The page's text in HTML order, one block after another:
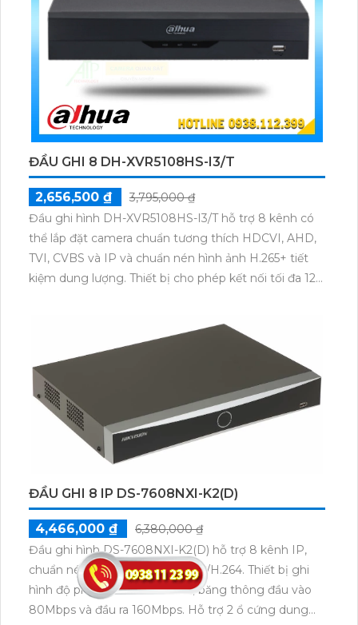
ĐẦU GHI 8 DH-XVR5108HS-I3/T
2,656,500 ₫
3,795,000 ₫
Đầu ghi hình DH-XVR5108HS-I3/T hỗ trợ 8 kênh có
thể lắp đặt camera chuẩn tương thích HDCVI, AHD,
TVI, CVBS và IP và chuẩn nén hình ảnh H.265+ tiết
kiệm dung lượng. Thiết bị cho phép kết nối tối đa 12
phương tiện, SMD Plus, AcuPick.
ĐẦU GHI 8 IP DS-7608NXI-K2(D)
4,466,000 ₫
6,380,000 ₫
Đầu ghi hình DS-7608NXI-K2(D) hỗ trợ 8 kênh IP,
chuẩn nén H.265+/H.265/H.264+/H.264. Thiết bị ghi
hình độ phân giải tối đa 12MP, băng thông đầu vào
80Mbps và đầu ra 160Mbps. Hỗ trợ 2 ổ cứng dung